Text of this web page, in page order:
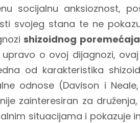
socijalnu anksioznost,
svojeg stana te ne
shizoidnog
o ovoj dijagnozi,
od karakteristika
odnose (Davison i
zainteresiran za
situacijama i pokazuje